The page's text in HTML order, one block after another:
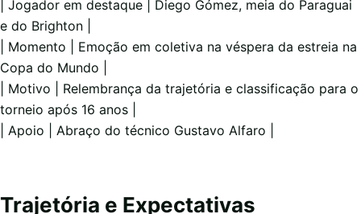
| Jogador em destaque | Diego Gómez, meia do Paraguai
e do Brighton |
| Momento | Emoção em coletiva na véspera da estreia na
Copa do Mundo |
| Motivo | Relembrança da trajetória e classificação para o
torneio após 16 anos |
| Apoio | Abraço do técnico Gustavo Alfaro |
Trajetória e Expectativas